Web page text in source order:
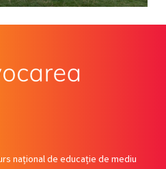
național de educație de mediu